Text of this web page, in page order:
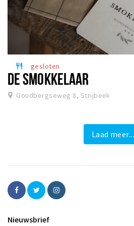
restaurant gesloten
DE SMOKKELAAR
Goudbergseweg 8, Strijbeek
Laad meer...
Nieuwsbrief